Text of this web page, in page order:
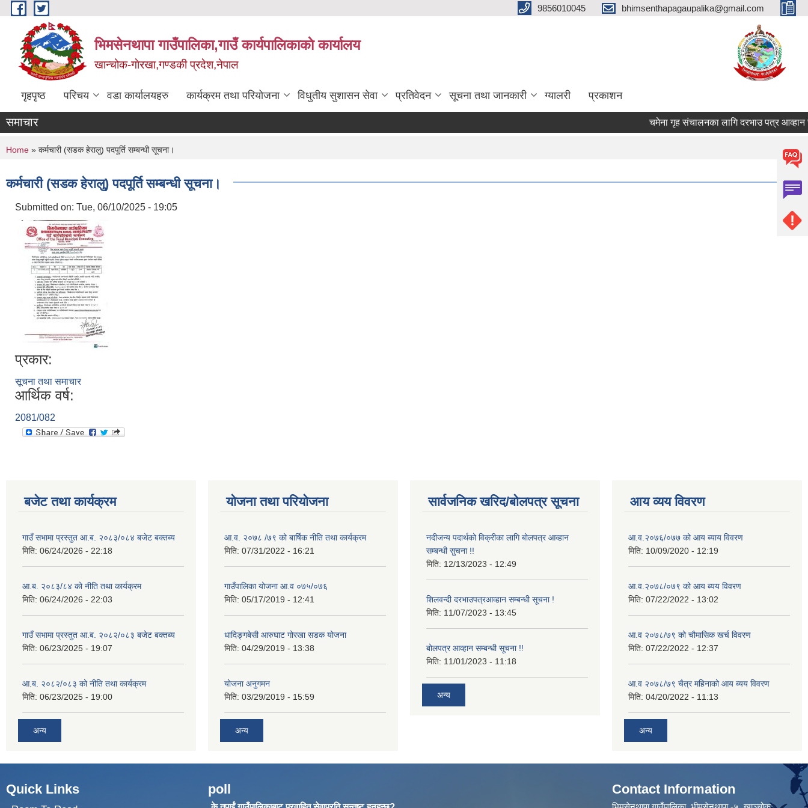
Skip to main content 9856010045 bhimsenthapagaupalika@gmail.com
भिमसेनथापा गाउँपालिका,गाउँ कार्यपालिकाकाे कार्यालय
खान्चोक-गाेरखा,गण्डकी प्रदेश,नेपाल
गृहपृष्ठ परिचय वडा कार्यालयहरु कार्यक्रम तथा परियोजना विधुतीय सुशासन सेवा प्रतिवेदन सूचना तथा जानकारी ग्यालरी प्रकाशन
समाचार चमेना गृह संचालनका लागि दरभाउ पत्र आव्हान
You are here
Home » कर्मचारी (सडक हेरालु) पदपूर्ति सम्बन्धी सूचना।
कर्मचारी (सडक हेरालु) पदपूर्ति सम्बन्धी सूचना।
Submitted on: Tue, 06/10/2025 - 19:05
प्रकार:
सूचना तथा समाचार
आर्थिक वर्ष:
2081/082
बजेट तथा कार्यक्रम
गाउँ सभामा प्रस्तुत आ.ब. २०८३/०८४ बजेट बक्तब्य
मिति: 06/24/2026 - 22:18
आ.ब. २०८३/८४ को नीति तथा कार्यक्रम
मिति: 06/24/2026 - 22:03
गाउँ सभामा प्रस्तुत आ.ब. २०८२/०८३ बजेट बक्तब्य
मिति: 06/23/2025 - 19:07
आ.ब. २०८२/०८३ को नीति तथा कार्यक्रम
मिति: 06/23/2025 - 19:00
अन्य
योजना तथा परियोजना
आ.व. २०७८ /७९ को बार्षिक नीति तथा कार्यक्रम
मिति: 07/31/2022 - 16:21
गाउँपालिका योजना आ.व ०७५/०७६
मिति: 05/17/2019 - 12:41
धादिङ्गबेसी आरुघाट गोरखा सडक योजना
मिति: 04/29/2019 - 13:38
योजना अनुगमन
मिति: 03/29/2019 - 15:59
अन्य
सार्वजनिक खरिद/बोलपत्र सूचना
नदीजन्य पदार्थको विक्रीका लागि बोलपत्र आव्हान
सम्बन्धी सुचना !!
मिति: 12/13/2023 - 12:49
शिलवन्दी दरभाउपत्रआव्हान सम्बन्धी सूचना !
मिति: 11/07/2023 - 13:45
बोलपत्र आव्हान सम्बन्धी सूचना !!
मिति: 11/01/2023 - 11:18
अन्य
आय व्यय विवरण
आ.व.२०७६/०७७ को आय ब्याय विवरण
मिति: 10/09/2020 - 12:19
आ.व.२०७८/०७९ को आय ब्यय विवरण
मिति: 07/22/2022 - 13:02
आ.व २०७८/७९ को चौमासिक खर्च विवरण
मिति: 07/22/2022 - 12:37
आ.व २०७८/७९ चैत्र महिनाको आय ब्यय विवरण
मिति: 04/20/2022 - 11:13
अन्य
Quick Links poll Contact Information